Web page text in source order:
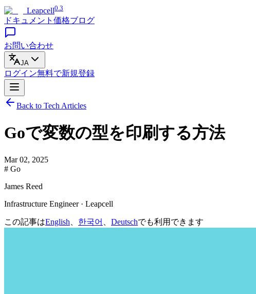
Leapcell0.3
ドキュメント 価格ブログ
お問い合わせ
JA
ログイン無料で新規登録
Back to Tech Articles
Goで変数の型を印刷する方法
Mar 02, 2025
# Go
James Reed
Infrastructure Engineer · Leapcell
この記事はEnglish 한국어 Deutschでも利用できます